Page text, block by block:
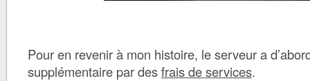
Pour en revenir à mon histoire, le serveur a
supplémentaire par desfrais de services.